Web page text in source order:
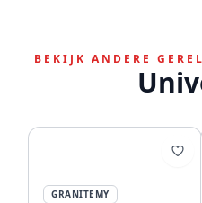
BEKIJK ANDERE
GRANITEMY